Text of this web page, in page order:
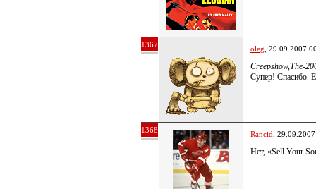
1367 oleg , 29.09.2007
Creepshow,The-
Супер! Спасибо.
1368 Rancid ,
Нет, «Sell Your